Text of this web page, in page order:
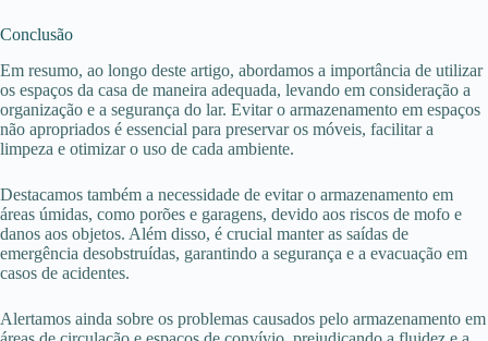
Conclusão
Em resumo, ao longo deste artigo, abordamos a importância de utilizar
os espaços da casa de maneira adequada, levando em consideração a
organização e a segurança do lar. Evitar o armazenamento em espaços
não apropriados é essencial para preservar os móveis, facilitar a
limpeza e otimizar o uso de cada ambiente.
Destacamos também a necessidade de evitar o armazenamento em
áreas úmidas, como porões e garagens, devido aos riscos de mofo e
danos aos objetos. Além disso, é crucial manter as saídas de
emergência desobstruídas, garantindo a segurança e a evacuação em
casos de acidentes.
Alertamos ainda sobre os problemas causados pelo armazenamento em